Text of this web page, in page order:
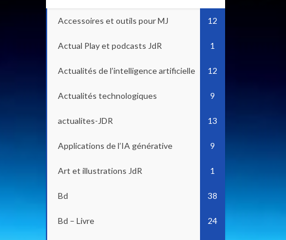
Accessoires et outils pour MJ 12
Actual Play et podcasts JdR 1
Actualités de l’intelligence artificielle 12
Actualités technologiques 9
actualites-JDR 13
Applications de l’IA générative 9
Art et illustrations JdR 1
Bd 38
Bd – Livre 24